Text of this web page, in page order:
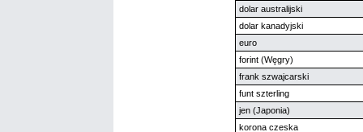
dolar australijski
dolar kanadyjski
euro
forint (Węgry)
frank szwajcarski
funt szterling
jen (Japonia)
korona czeska